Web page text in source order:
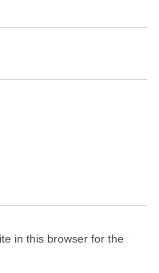
in this browser for the